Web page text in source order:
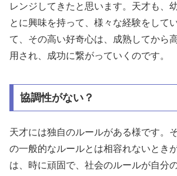
レンジしてきたと思います。天才も、
とに興味を持って、様々な経験をして
て、その高い好奇心は、成熟してから
用され、成功に繋がっていくのです。
協調性がない？
天才には独自のルールがある様です。
の一般的なルールとは相容れないとき
は、時に頑固で、社会のルールが自分